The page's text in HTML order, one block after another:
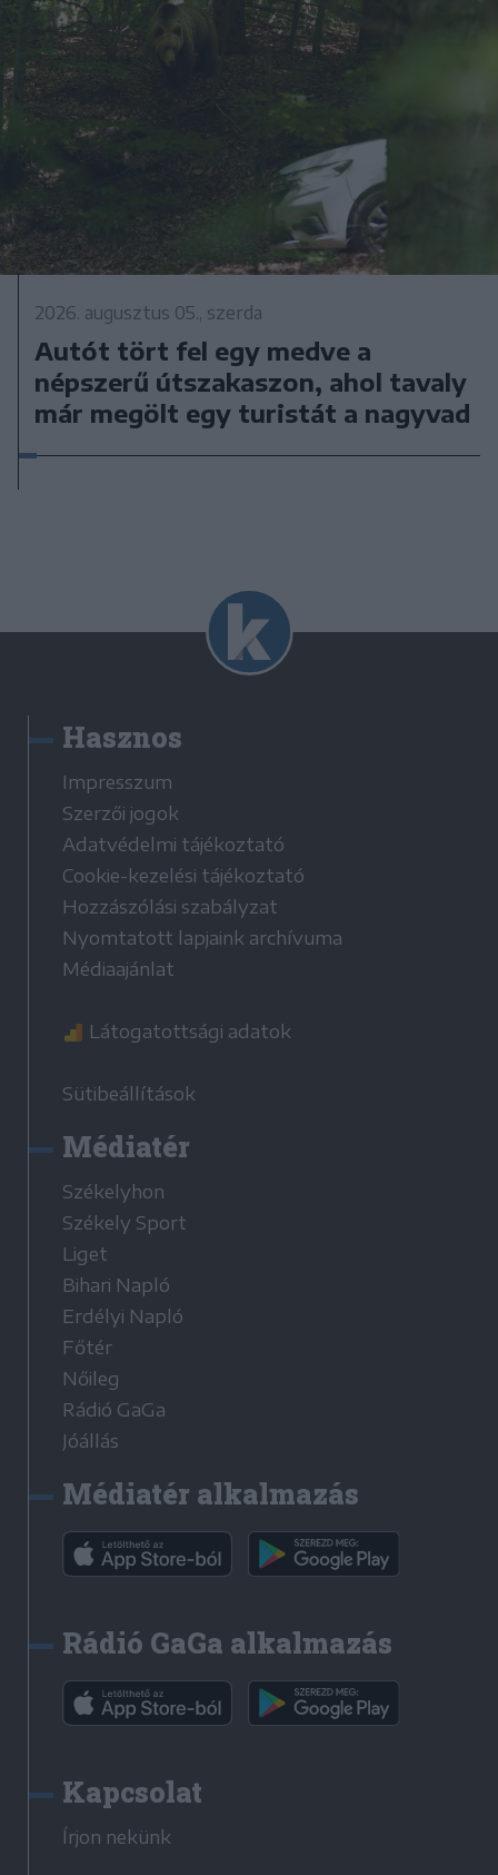
2026. augusztus 05., szerda
Autót tört fel egy medve a
népszerű útszakaszon, ahol tavaly
már megölt egy turistát a nagyvad
Hasznos
Impresszum
Szerzői jogok
Adatvédelmi tájékoztató
Cookie-kezelési tájékoztató
Hozzászólási szabályzat
Nyomtatott lapjaink archívuma
Médiaajánlat
Látogatottsági adatok
Sütibeállítások
Médiatér
Székelyhon
Székely Sport
Liget
Bihari Napló
Erdélyi Napló
Főtér
Nőileg
Rádió GaGa
Jóállás
Médiatér alkalmazás
Rádió GaGa alkalmazás
Kapcsolat
Írjon nekünk